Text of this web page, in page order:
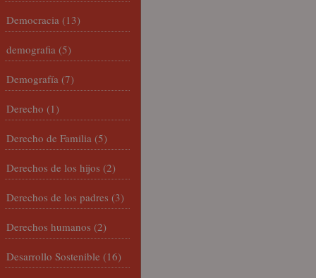
Democracia (13)
demografia (5)
Demografía (7)
Derecho (1)
Derecho de Familia (5)
Derechos de los hijos (2)
Derechos de los padres (3)
Derechos humanos (2)
Desarrollo Sostenible (16)